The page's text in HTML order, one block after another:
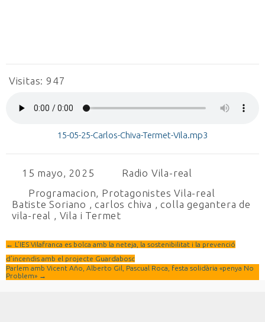
Visitas: 947
15-05-25-Carlos-Chiva-Termet-Vila.mp3
15 mayo, 2025
Radio Vila-real
Programacion, Protagonistes Vila-real
Batiste Soriano ,carlos chiva ,colla gegantera de
vila-real , Vila i Termet
← L’IES Vilafranca es bolca amb la neteja, la sostenibilitat i la prevenció
d’incendis amb el projecte Guardabosc
Parlem amb Vicent Año, Alberto Gil, Pascual Roca, festa solidària «penya No
Problem» →